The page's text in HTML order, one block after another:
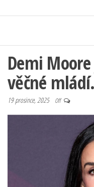
Demi
věčné
19 prosince, 2025 Off